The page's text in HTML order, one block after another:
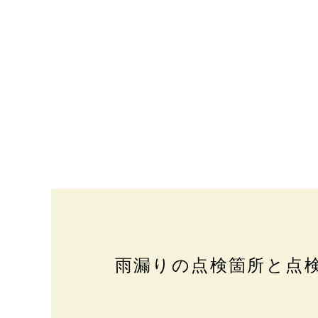
雨漏りの点検箇所と点